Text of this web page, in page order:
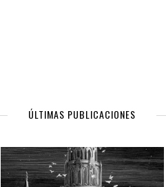
ÚLTIMAS PUBLICACIONES